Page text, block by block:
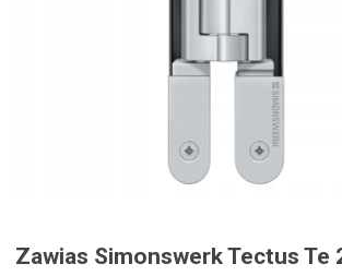
Zawias Simonswerk Tectus Te